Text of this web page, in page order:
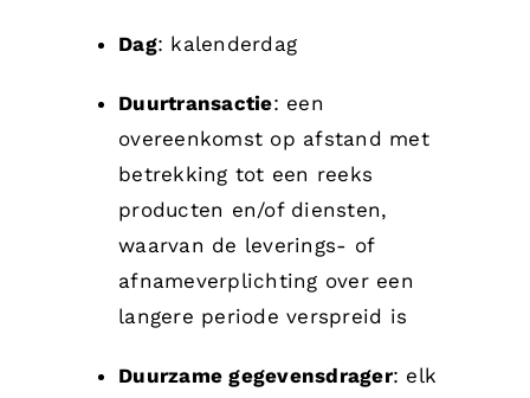
Dag: kalenderdag
Duurtransactie: een
overeenkomst op afstand met
betrekking tot een reeks
producten en/of diensten,
waarvan de leverings- of
afnameverplichting over een
langere periode verspreid is
Duurzame gegevensdrager: elk